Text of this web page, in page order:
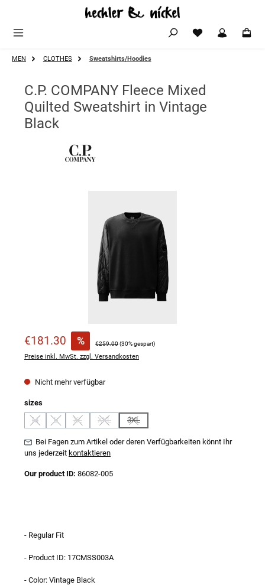
Zum Hauptinhalt springen
MEN CLOTHES Sweatshirts/Hoodies
C.P. COMPANY Fleece Mixed
Quilted Sweatshirt in Vintage
Black
Verkaufspreis:
€181.30 % Regulärer Preis:
€259.00(30% gespart)
Preise inkl. MwSt. zzgl. Versandkosten
Nicht mehr verfügbar
sizesauswählen
M
(Diese Option ist zurzeit nicht verfügbar.)
L
(Diese Option ist zurzeit nicht verfügbar.)
XL
(Diese Option ist zurzeit nicht verfügbar.)
XXL
(Diese Option ist zurzeit nicht verfügbar.)
3XL
(Diese Option ist zurzeit nicht verfügbar.)
Bei Fagen zum Artikel oder deren Verfügbarkeiten könnt Ihr
uns jederzeit kontaktieren
Our product ID: 86082-005
- Regular Fit
- Product ID: 17CMSS003A
- Color: Vintage Black